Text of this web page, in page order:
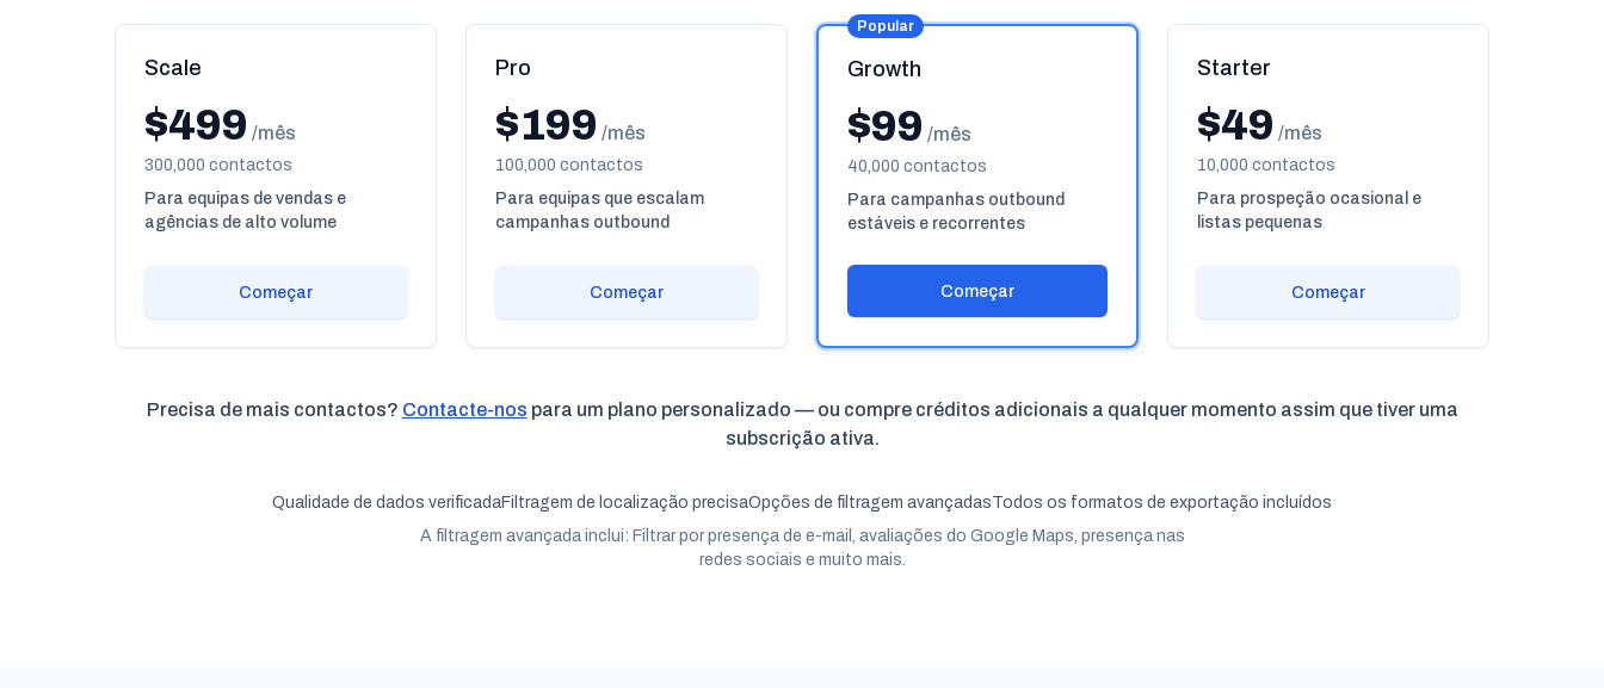
Scale
$499 /mês
300,000 contactos
Para equipas de vendas e
agências de alto volume
Começar
Pro
$199 /mês
100,000 contactos
Para equipas que escalam
campanhas outbound
Começar
Growth
Popular
$99 /mês
40,000 contactos
Para campanhas outbound
estáveis e recorrentes
Começar
Starter
$49 /mês
10,000 contactos
Para prospeção ocasional e
listas pequenas
Começar
Precisa de mais contactos? Contacte-nos para um plano personalizado — ou compre créditos adicionais a qualquer momento assim que tiver uma
subscrição ativa.
Qualidade de dados verificadaFiltragem de localização precisaOpções de filtragem avançadasTodos os formatos de exportação incluídos
A filtragem avançada inclui: Filtrar por presença de e-mail, avaliações do Google Maps, presença nas
redes sociais e muito mais.